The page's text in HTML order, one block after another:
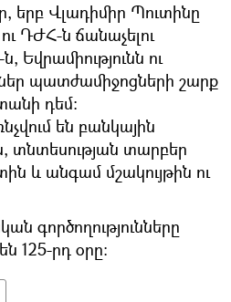
երբ Վլադիմիր Պուտինը
ԴԺՀ-ն ճանաչելու
Եվրամիությունն ու
պատժամիջոցների շարք
դեմ։
են բանկային
տնտեսության տարբեր
և անգամ մշակույթին ու
գործողությունները
125-րդ օրը։